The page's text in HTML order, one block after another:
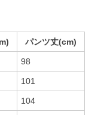
パンツ丈(cm)
98
101
104